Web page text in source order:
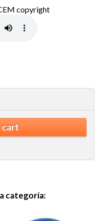
copyright
cart
categoría: